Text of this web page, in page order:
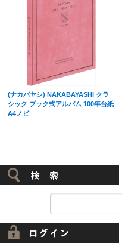
(ナカバヤシ) NAKABAYASHI クラ
シック ブック式アルバム 100年台紙
A4ノビ